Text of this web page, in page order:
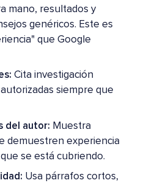
mano, resultados y
genéricos. Este es
que Google
Cita investigación
siempre que
del autor: Muestra
demuestren experiencia
se está cubriendo.
Usa párrafos cortos,